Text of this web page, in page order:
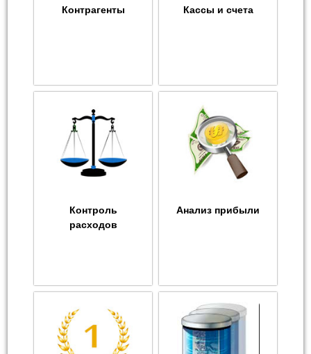
Контрагенты Кассы и счета
Контроль
расходов
Анализ прибыли